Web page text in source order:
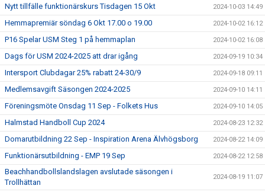
Nytt tillfälle funktionärskurs Tisdagen 15 Okt 2024-10-03 14:49
Hemmapremiär söndag 6 Okt 17.00 o 19.00 2024-10-02 16:12
P16 Spelar USM Steg 1 på hemmaplan 2024-10-02 16:08
Dags för USM 2024-2025 att drar igång 2024-09-19 10:34
Intersport Clubdagar 25% rabatt 24-30/9 2024-09-18 09:11
Medlemsavgift Säsongen 2024-2025 2024-09-10 14:11
Föreningsmöte Onsdag 11 Sep - Folkets Hus 2024-09-10 14:05
Halmstad Handboll Cup 2024 2024-08-23 12:32
Domarutbildning 22 Sep - Inspiration Arena Älvhögsborg 2024-08-22 14:09
Funktionärsutbildning - EMP 19 Sep 2024-08-22 12:58
Beachhandbollslandslagen avslutade säsongen i
Trollhättan
2024-08-19 11:07